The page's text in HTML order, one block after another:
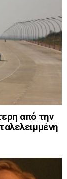
από την